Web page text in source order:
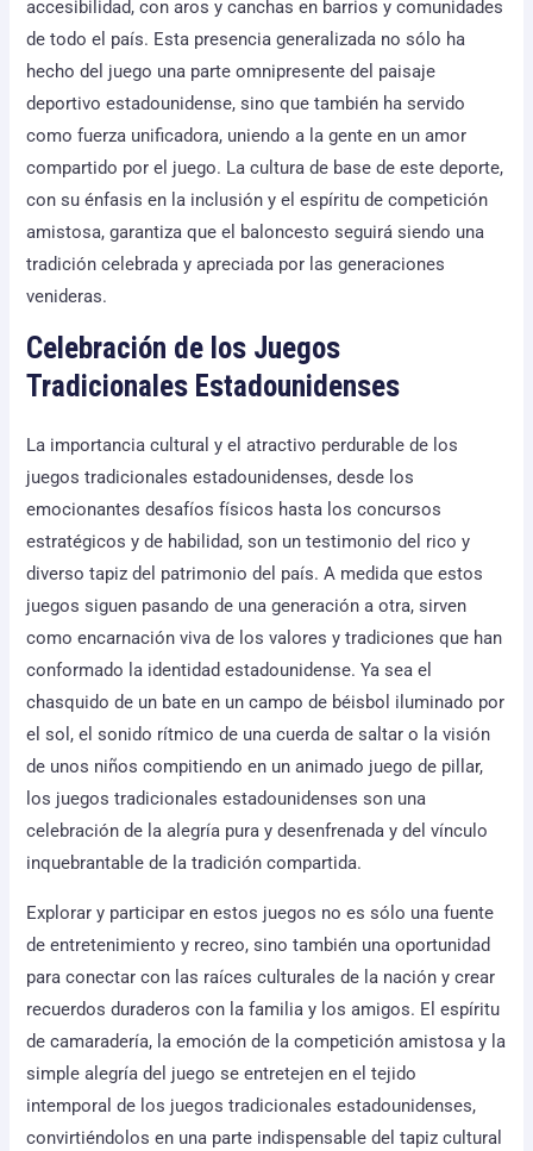
accesibilidad, con aros y canchas en barrios y comunidades
de todo el país. Esta presencia generalizada no sólo ha
hecho del juego una parte omnipresente del paisaje
deportivo estadounidense, sino que también ha servido
como fuerza unificadora, uniendo a la gente en un amor
compartido por el juego. La cultura de base de este deporte,
con su énfasis en la inclusión y el espíritu de competición
amistosa, garantiza que el baloncesto seguirá siendo una
tradición celebrada y apreciada por las generaciones
venideras.
Celebración de los Juegos
Tradicionales Estadounidenses
La importancia cultural y el atractivo perdurable de los
juegos tradicionales estadounidenses, desde los
emocionantes desafíos físicos hasta los concursos
estratégicos y de habilidad, son un testimonio del rico y
diverso tapiz del patrimonio del país. A medida que estos
juegos siguen pasando de una generación a otra, sirven
como encarnación viva de los valores y tradiciones que han
conformado la identidad estadounidense. Ya sea el
chasquido de un bate en un campo de béisbol iluminado por
el sol, el sonido rítmico de una cuerda de saltar o la visión
de unos niños compitiendo en un animado juego de pillar,
los juegos tradicionales estadounidenses son una
celebración de la alegría pura y desenfrenada y del vínculo
inquebrantable de la tradición compartida.
Explorar y participar en estos juegos no es sólo una fuente
de entretenimiento y recreo, sino también una oportunidad
para conectar con las raíces culturales de la nación y crear
recuerdos duraderos con la familia y los amigos. El espíritu
de camaradería, la emoción de la competición amistosa y la
simple alegría del juego se entretejen en el tejido
intemporal de los juegos tradicionales estadounidenses,
convirtiéndolos en una parte indispensable del tapiz cultural